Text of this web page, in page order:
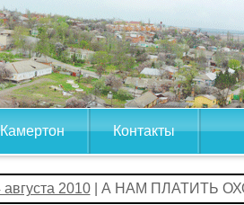
Камертон Контакты
2010| А НАМ ПЛАТИТЬ